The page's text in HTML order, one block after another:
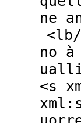
ne
<lb
no
<s